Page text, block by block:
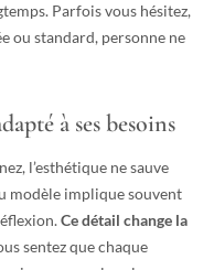
Parfois vous hésitez,
ou standard, personne ne
à ses besoins
l’esthétique ne sauve
modèle implique souvent
Ce détail change la
sentez que chaque